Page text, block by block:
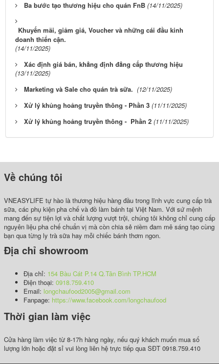
Ba bước tạo thương hiệu cho quán FnB (14/11/2025)
Khuyến mãi, giảm giá, Voucher và những cái đầu kinh
doanh thiển cận.
(14/11/2025)
Xác định giá bán, khẳng định đẳng cấp thương hiệu
(13/11/2025)
Marketing và Sale cho quán trà sữa. (12/11/2025)
Xử lý khủng hoảng truyền thông - Phần 3 (11/11/2025)
Xử lý khủng hoảng truyền thông - Phần 2 (11/11/2025)
Về chúng tôi
VNEASYLIFE tự hào là thương hiệu hàng đầu trong lĩnh vực cung cấp trà
sữa, các phụ kiện pha chế và đồ làm bánh tại Việt Nam. Với sứ mệnh
mang đến sự tiện lợi và chất lượng vượt trội, chúng tôi không chỉ cung cấp
nguyên liệu pha chế chuẩn vị mà còn chia sẻ niềm đam mê sáng tạo cùng
bạn qua từng ly trà sữa hay mỗi chiếc bánh thơm ngon.
Địa chỉ showroom
Địa chỉ: 154 Bàu Cát P.14 Q.Tân Bình TP.HCM
Điện thoại: 0918.759.410
Email: longchaufood2005@gmail.com
Fanpage: https://www.facebook.com/longchaufood
Thời gian làm việc
Cửa hàng làm việc từ 8-17h hàng ngày, nếu quý khách muốn mua số
lượng lớn hoặc đặt sỉ vui lòng liên hệ trực tiếp qua SĐT 0918.759.410